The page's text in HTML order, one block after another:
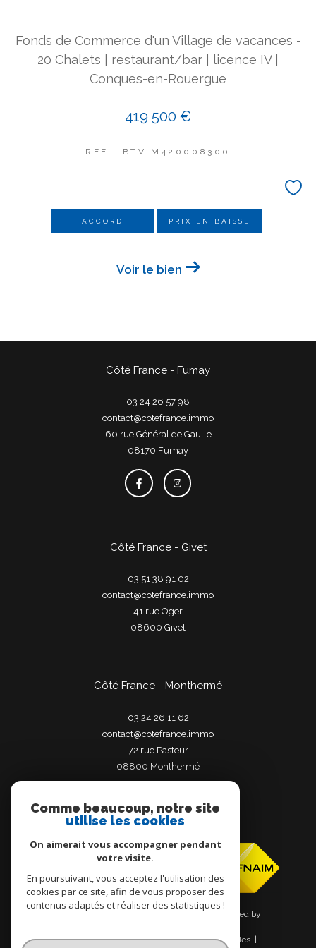
Fonds de Commerce d'un Village de vacances -
20 Chalets | restaurant/bar | licence IV |
Conques-en-Rouergue
419 500 €
REF : BTVIM420008300
ACCORD PRIX EN BAISSE
Voir le bien
Côté France - Fumay
03 24 26 57 98
contact@cotefrance.immo
60 rue Général de Gaulle
08170
fumay
Côté France - Givet
03 51 38 91 02
contact@cotefrance.immo
41 rue Oger
08600
givet
Côté France - Monthermé
03 24 26 11 62
contact@cotefrance.immo
72 rue Pasteur
08800
monthermé
Adhérents
© 2026 | Tous droits réservés | Traduction powered by
Nos honoraires
Plan du site
Mentions légales
Comme beaucoup, notre site
utilise les cookies
On aimerait vous accompagner pendant
votre visite.
En poursuivant, vous acceptez l'utilisation des
cookies par ce site, afin de vous proposer des
contenus adaptés et réaliser des statistiques !
EXCLUSIVITÉS NOUVEAUTÉS